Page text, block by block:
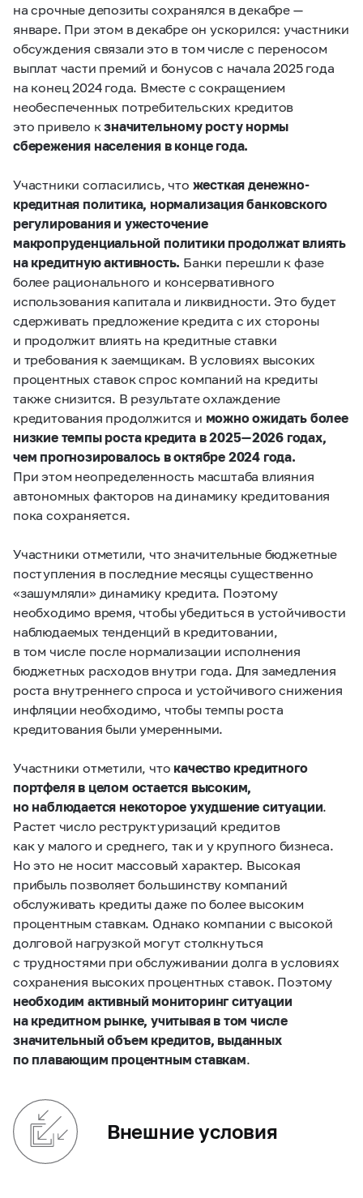
на срочные депозиты сохранялся в декабре —
январе. При этом в декабре он ускорился: участники
обсуждения связали это в том числе с переносом
выплат части премий и бонусов с начала 2025 года
на конец 2024 года. Вместе с сокращением
необеспеченных потребительских кредитов
это привело кзначительному росту нормы
сбережения населения в конце года.
Участники согласились, что жесткая денежно-
кредитная политика, нормализация банковского
регулирования и ужесточение
макропруденциальной политики продолжат влиять
на кредитную активность. Банки перешли к фазе
более рационального и консервативного
использования капитала и ликвидности. Это будет
сдерживать предложение кредита с их стороны
и продолжит влиять на кредитные ставки
и требования к заемщикам. В условиях высоких
процентных ставок спрос компаний на кредиты
также снизится. В результате охлаждение
кредитования продолжится и можно ожидать более
низкие темпы роста кредита в 2025 — 2026 годах,
чем прогнозировалось в октябре 2024 года.
При этом неопределенность масштаба влияния
автономных факторов на динамику кредитования
пока сохраняется.
Участники отметили, что значительные бюджетные
поступления в последние месяцы существенно
«зашумляли» динамику кредита. Поэтому
необходимо время, чтобы убедиться в устойчивости
наблюдаемых тенденций в кредитовании,
в том числе после нормализации исполнения
бюджетных расходов внутри года. Для замедления
роста внутреннего спроса и устойчивого снижения
инфляции необходимо, чтобы темпы роста
кредитования были умеренными.
Участники отметили, что качество кредитного
портфеля в целом остается высоким,
но наблюдается некоторое ухудшение ситуации.
Растет число реструктуризаций кредитов
как у малого и среднего, так и у крупного бизнеса.
Но это не носит массовый характер. Высокая
прибыль позволяет большинству компаний
обслуживать кредиты даже по более высоким
процентным ставкам. Однако компании с высокой
долговой нагрузкой могут столкнуться
с трудностями при обслуживании долга в условиях
сохранения высоких процентных ставок. Поэтому
необходим активный мониторинг ситуации
на кредитном рынке, учитывая в том числе
значительный объем кредитов, выданных
по плавающим процентным ставкам.
Внешние условия